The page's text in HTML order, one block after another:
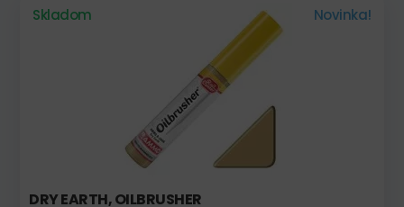
Skladom Novinka!
DRY EARTH, OILBRUSHER